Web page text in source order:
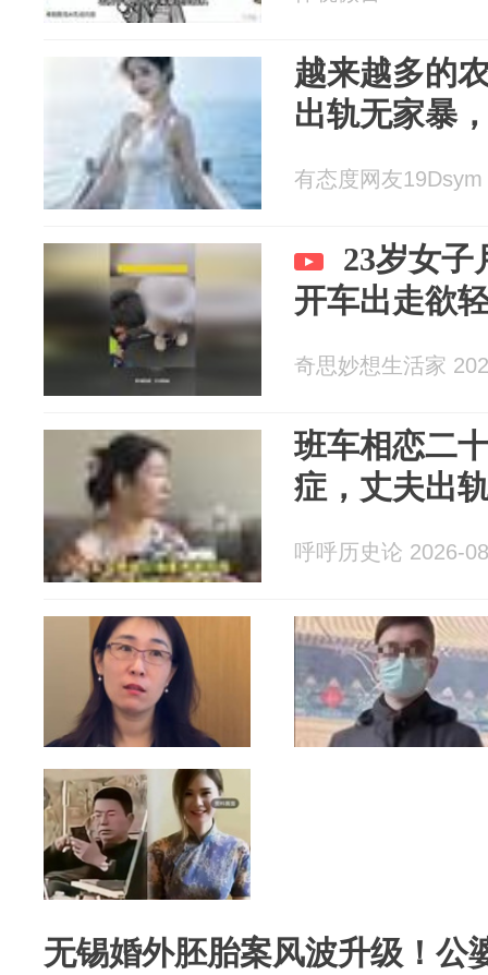
越来越多的
出轨无家暴
有态度网友
23岁女子
开车出走欲
奇思妙想生活家
班车相恋二
症，丈夫出
呼呼历史论 2026-
无锡婚外胚胎案风波升级！公